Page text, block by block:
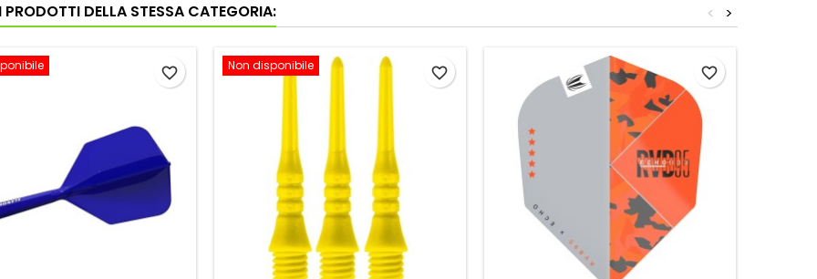
PRODOTTI DELLA STESSA CATEGORIA: >
<
favorite_border Non disponibile favorite_border favorite_border